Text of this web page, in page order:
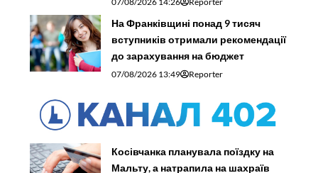
укриттів у будинках, але під
відповідальність мешканців
07/08/2026 12:17 Ольга Романська
У Карпатах за добу рятувальники
тричі допомогли туристам, які